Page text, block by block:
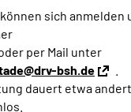
sich anmelden
per Mail unter
bsh.de
dauert etwa